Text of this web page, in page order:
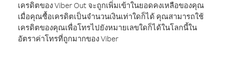
เครดิตของ Viber Out จะถูกเพิ่มเข้าในยอดคงเหลือของคุณ
เมื่อคุณซื้อเครดิตเป็นจำนวนเงินเท่าใดก็ได้ คุณสามารถใช้
เครดิตของคุณเพื่อโทรไปยังหมายเลขใดก็ได้ในโลกนี้ใน
อัตราค่าโทรที่ถูกมากของ Viber